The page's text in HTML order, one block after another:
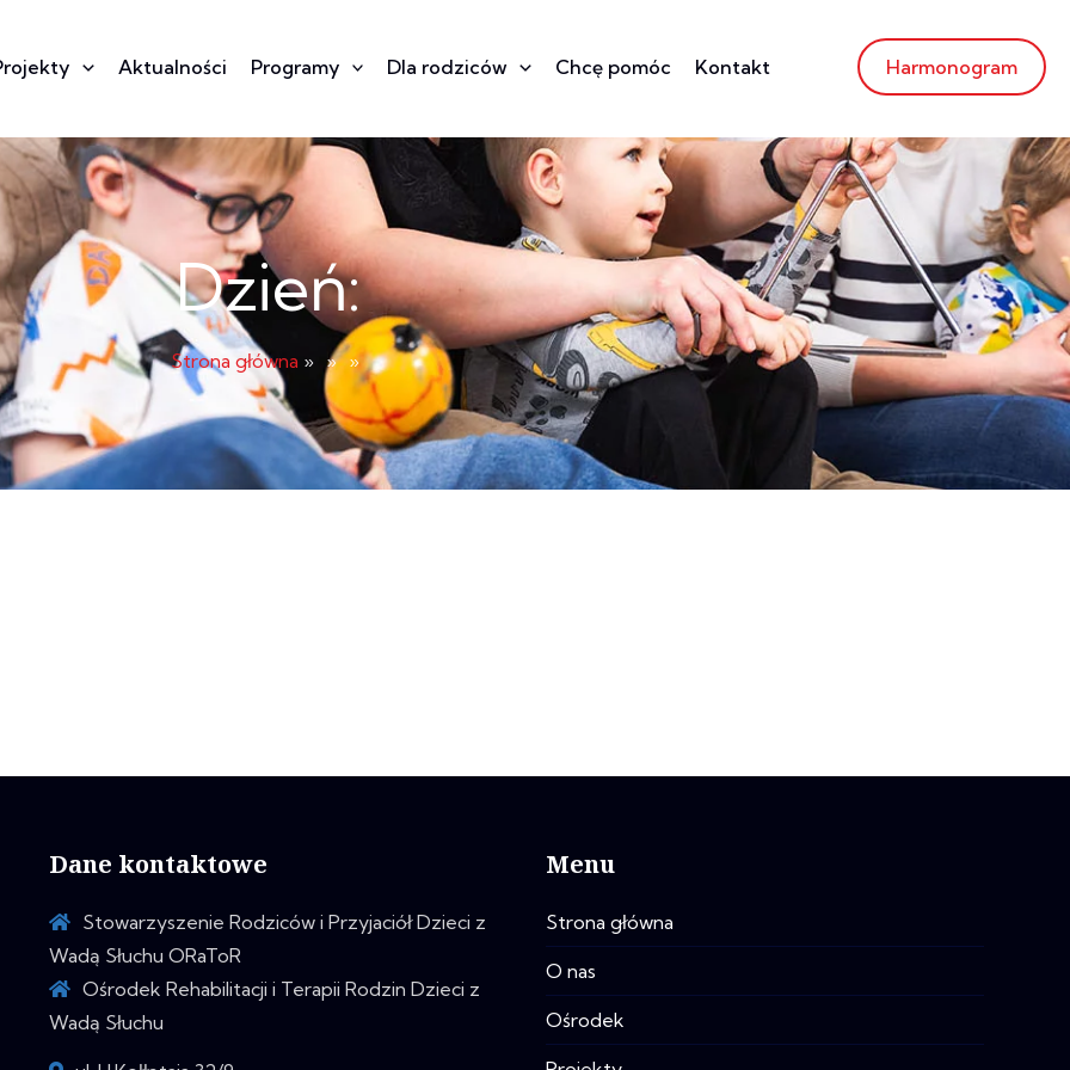
Aktualności Programy Dla rodziców Chcę pomóc Kontakt Harmonogram
Dzień:
Strona główna
Dane kontaktowe
Stowarzyszenie Rodziców i Przyjaciół Dzieci z
Wadą Słuchu ORaToR
Ośrodek Rehabilitacji i Terapii Rodzin Dzieci z
Wadą Słuchu
Menu
Strona główna
O nas
Ośrodek